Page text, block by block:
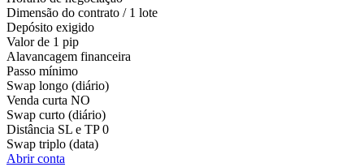
Dimensão do contrato / 1 lote
Depósito exigido
Valor de 1 pip
Alavancagem financeira
Passo mínimo
Swap longo (diário)
Venda curta NO
Swap curto (diário)
Distância SL e TP 0
Swap triplo (data)
Abrir conta